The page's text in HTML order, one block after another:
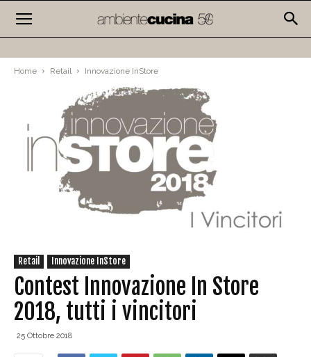
Home Retail Innovazione InStore
Retail Innovazione InStore
Contest Innovazione In Store
2018, tutti i vincitori
25 Ottobre 2018